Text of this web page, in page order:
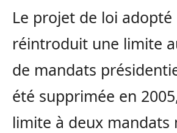
Le projet de loi
réintroduit une limite
de mandats
été supprimée en
limite à deux mandats